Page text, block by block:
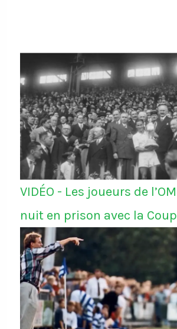
VIDÉO - Les joueurs de
nuit en prison avec la